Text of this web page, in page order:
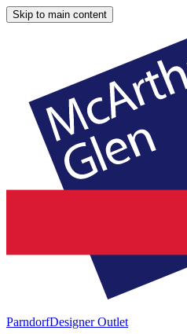
Skip to main content
ParndorfDesigner Outlet